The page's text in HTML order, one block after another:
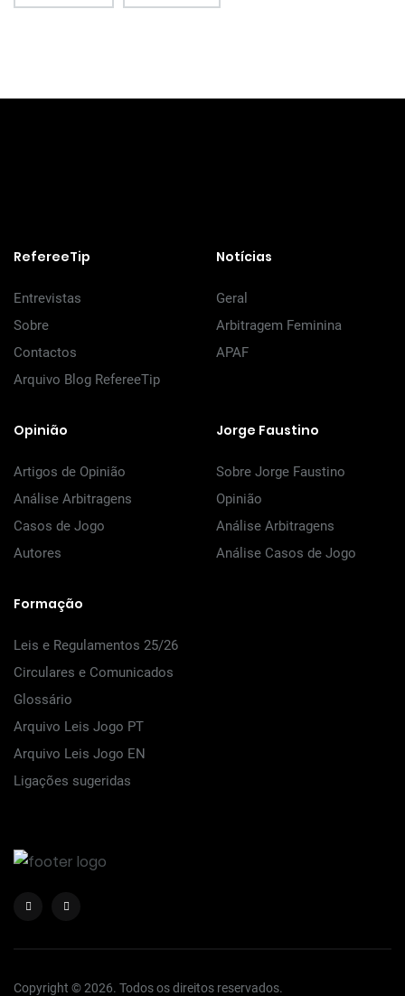
RefereeTip
Entrevistas
Sobre
Contactos
Arquivo Blog RefereeTip
Notícias
Geral
Arbitragem Feminina
APAF
Opinião
Artigos de Opinião
Análise Arbitragens
Casos de Jogo
Autores
Jorge Faustino
Sobre Jorge Faustino
Opinião
Análise Arbitragens
Análise Casos de Jogo
Formação
Leis e Regulamentos 25/26
Circulares e Comunicados
Glossário
Arquivo Leis Jogo PT
Arquivo Leis Jogo EN
Ligações sugeridas
Copyright © 2026. Todos os direitos reservados.